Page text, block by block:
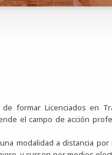
formar Licenciados en
el campo de acción
modalidad a distancia